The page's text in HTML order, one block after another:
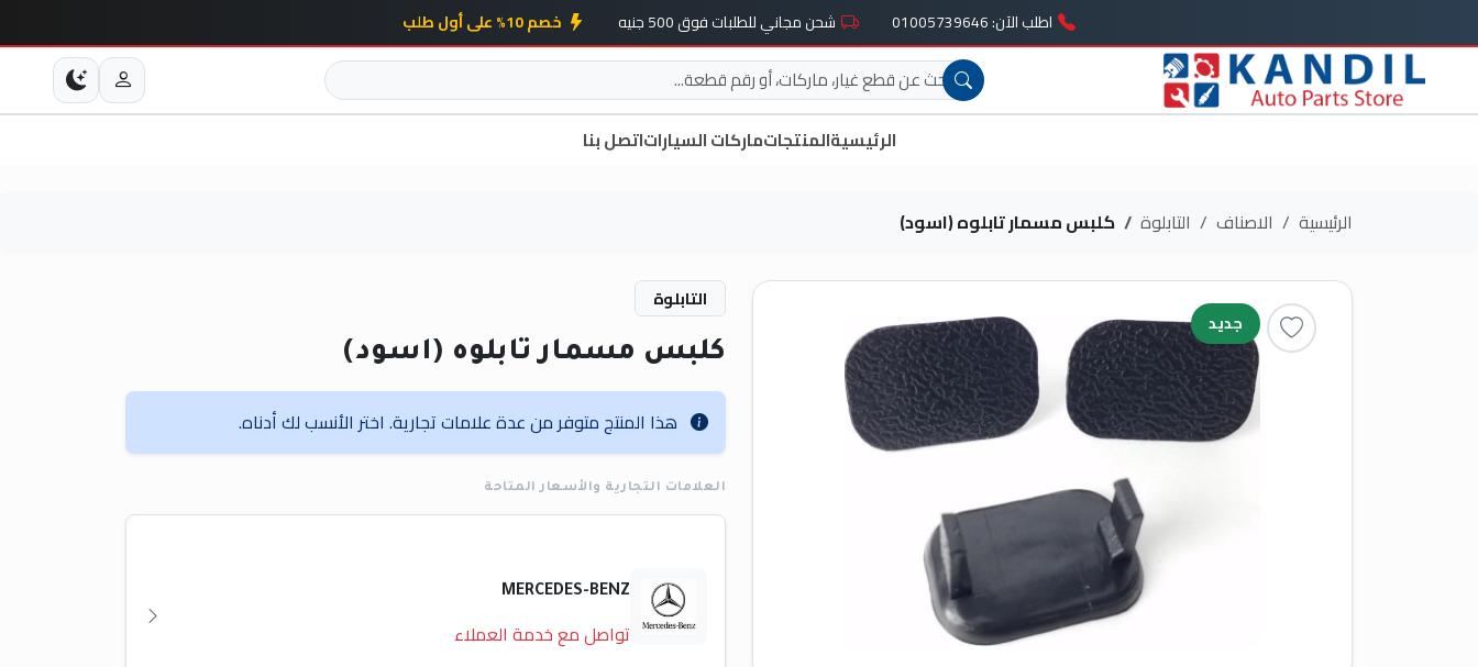
اطلب الآن: 01005739646 شحن مجاني للطلبات فوق 500 جنيه خصم 10% على أول طلب
الرئيسيةالمنتجاتماركات السياراتاتصل بنا
الرئيسية الاصناف التابلوة كلبس مسمار تابلوه (اسود)
جديد
التابلوة
كلبس مسمار تابلوه (اسود)
هذا المنتج متوفر من عدة علامات تجارية. اختر الأنسب لك أدناه.
العلامات التجارية والأسعار المتاحة
MERCEDES-BENZ
تواصل مع خدمة العملاء